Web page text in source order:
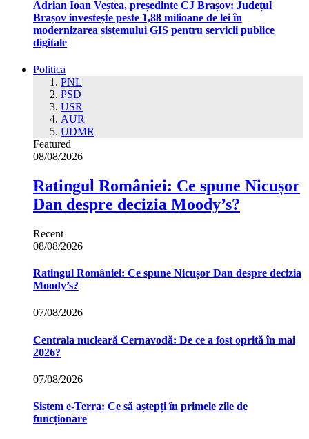
Adrian Ioan Veștea, președinte CJ Brașov: Județul
Brașov investește peste 1,88 milioane de lei în
modernizarea sistemului GIS pentru servicii publice
digitale
Politica
PNL
PSD
USR
AUR
UDMR
Featured
08/08/2026
Ratingul României: Ce spune Nicușor
Dan despre decizia Moody’s?
Recent
08/08/2026
Ratingul României: Ce spune Nicușor Dan despre decizia
Moody’s?
07/08/2026
Centrala nucleară Cernavodă: De ce a fost oprită în mai
2026?
07/08/2026
Sistem e-Terra: Ce să aștepți în primele zile de
funcționare